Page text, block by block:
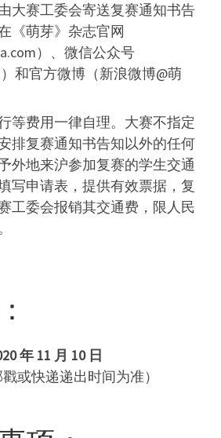
大赛工委会寄送复赛通知书告
《萌芽》杂志官网
）、微信公众号
）和官方微博（新浪微博@萌
等费用一律自理。大赛不指定
排复赛通知书告知以外的任何
外地来沪参加复赛的学生交通
写申请表，提供有效票据，复
工委会报销其交通费，限人民
年 11 月 10 日
戳或快递递出时间为准）